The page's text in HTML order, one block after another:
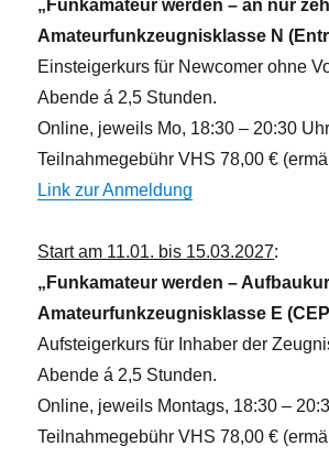
„Funkamateur werden – an nur
Amateurfunkzeugnisklasse N
Einsteigerkurs für Newcomer ohne
Abende á 2,5 Stunden.
Online, jeweils Mo, 18:30 – 20:30
Teilnahmegebühr VHS 78,00 €
Link zur Anmeldung
Start am 11.01. bis 15.03.2027:
„Funkamateur werden –
Amateurfunkzeugnisklasse E
Aufsteigerkurs für Inhaber der
Abende á 2,5 Stunden.
Online, jeweils Montags, 18:30 –
Teilnahmegebühr VHS 78,00 €